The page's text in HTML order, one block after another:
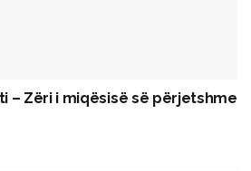
– Zëri i miqësisë së përjetshme